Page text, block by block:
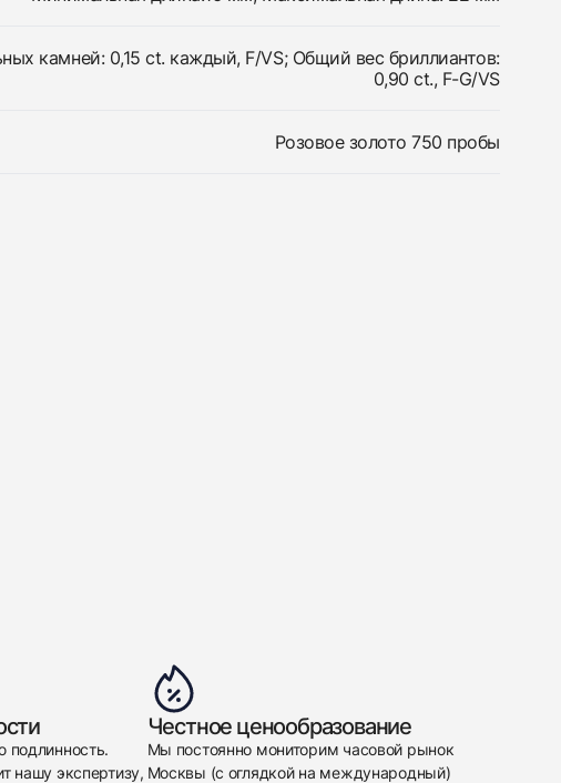
камней: 0,15 ct. каждый, F/VS; Общий вес бриллиантов:
0,90 ct., F-G/VS
Розовое золото 750 пробы
подлинность.
нашу экспертизу,
Честное ценообразование
Мы постоянно мониторим часовой рынок
Москвы (с оглядкой на международный)
PG
PG